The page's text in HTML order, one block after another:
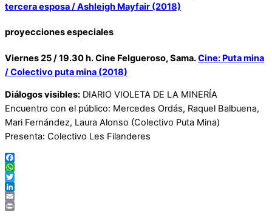
tercera esposa / Ashleigh Mayfair (2018)
proyecciones especiales
Viernes 25 / 19.30 h. Cine Felgueroso, Sama.Cine: Puta mina
/ Colectivo puta mina (2018)
Diálogos visibles: DIARIO VIOLETA DE LA MINERÍA
Encuentro con el público: Mercedes Ordás, Raquel Balbuena,
Mari Fernández, Laura Alonso (Colectivo Puta Mina)
Presenta: Colectivo Les Filanderes
Facebook
WhatsApp
Twitter
LinkedIn
Email